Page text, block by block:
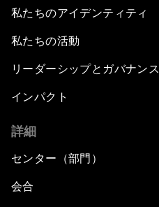
私たちのアイデンティティ
私たちの活動
リーダーシップとガバナンス
インパクト
詳細
センター（部門）
会合